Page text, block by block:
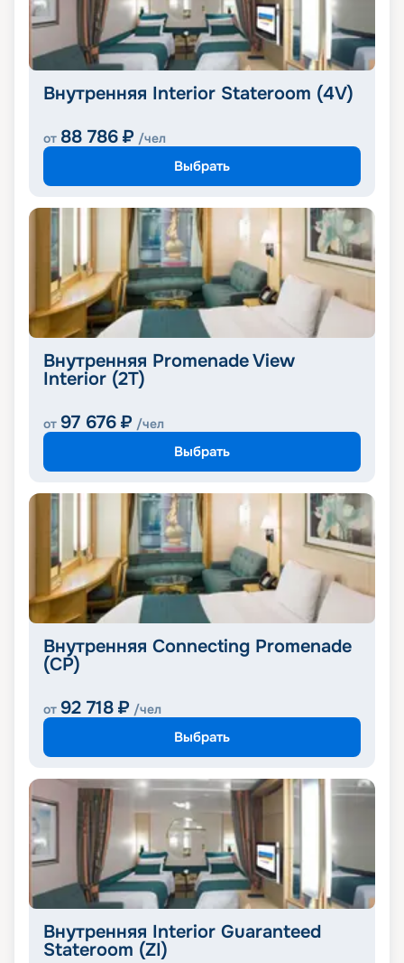
Внутренняя Interior Stateroom (4V)
от 88 786 ₽ /чел
Выбрать
Внутренняя Promenade View
Interior (2T)
от 97 676 ₽ /чел
Выбрать
Внутренняя Connecting Promenade
(CP)
от 92 718 ₽ /чел
Выбрать
Внутренняя Interior Guaranteed
Stateroom (ZI)